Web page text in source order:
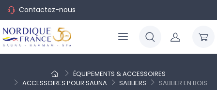
Contactez-nous
ÉQUIPEMENTS & ACCESSOIRES
ACCESSOIRES POUR SAUNA
SABLIERS SABLIER EN BOIS